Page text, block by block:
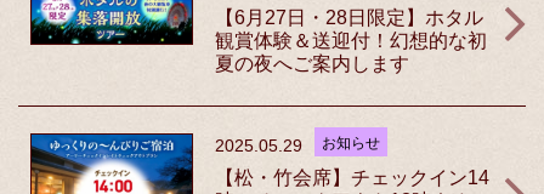
【6月27日・28日限定】ホタル
観賞体験＆送迎付！幻想的な初
夏の夜へご案内します
2025.05.29 お知らせ
【松・竹会席】チェックイン14